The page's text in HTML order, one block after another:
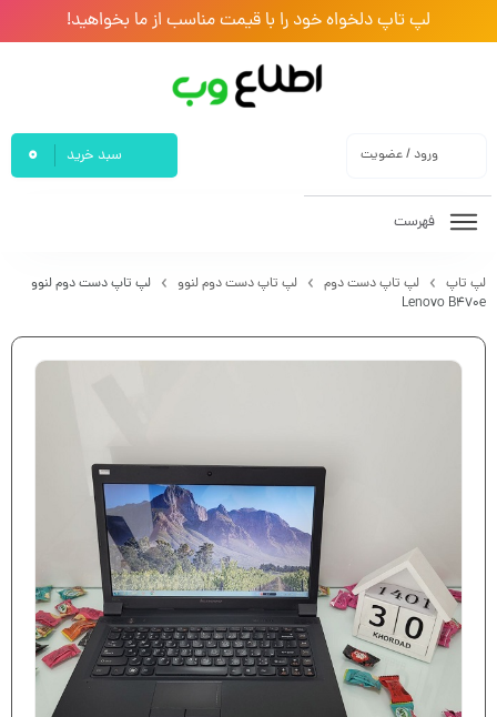
لپ تاپ دلخواه خود را با قیمت مناسب از ما بخواهید!
ورود / عضویت سبد خرید 0
فهرست
لپ تاپ لپ تاپ دست دوم لپ تاپ دست دوم لنوو
لپ تاپ دست دوم لنوو
Lenovo B470e